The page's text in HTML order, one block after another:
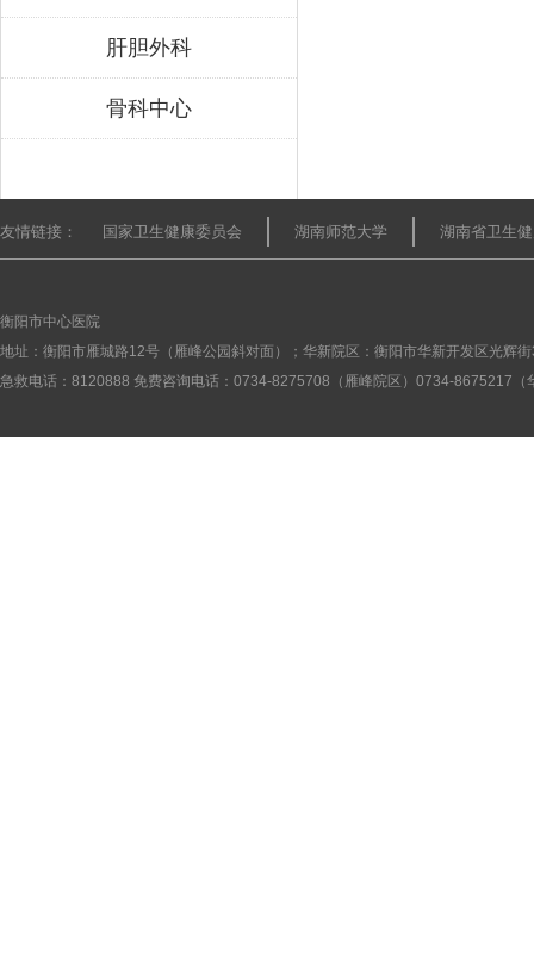
肝胆外科
骨科中心
友情链接： 国家卫生健康委员会 湖南师范大学 湖南省卫生
衡阳市中心医院
地址：衡阳市雁城路12号（雁峰公园斜对面）；华新院区：衡阳市华新开发区光辉
急救电话：8120888 免费咨询电话：0734-8275708（雁峰院区）0734-8675217（